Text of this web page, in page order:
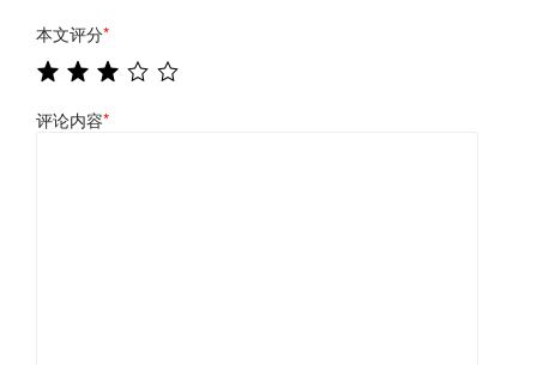
本文评分*
评论内容*